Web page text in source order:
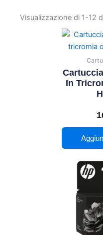
Visualizzazione di 1-12
In